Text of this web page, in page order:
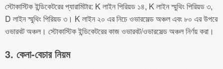
স্টোকাস্টিক ইন্ডিকেটরের প্যারামিটার: K লাইন পিরিয়ড ১৪, K লাইন স্মুথিং পিরিয়ড ৩,
D লাইন স্মুথিং পিরিয়ড ৩। K লাইন ২০ এর নিচে ওভারসেল্ড অঞ্চল এবং ৮০ এর উপরে
ওভারবট অঞ্চল। স্টোকাস্টিক ইন্ডিকেটরের কাজ ওভারবট/ওভারসেল্ড অঞ্চল নির্ণয় করা।
3. কেনা-বেচার নিয়ম